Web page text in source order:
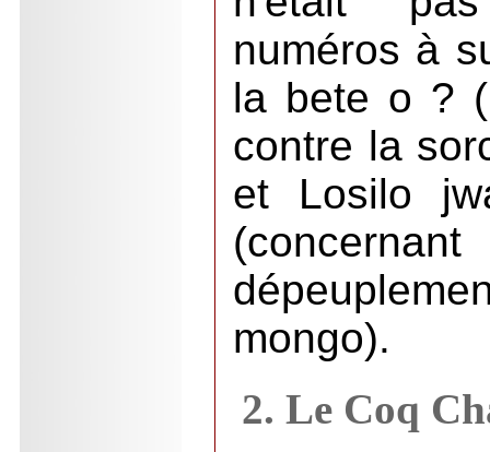
numéros à
la bete o ?
contre la
et Losilo
mongo).
2. Le Coq